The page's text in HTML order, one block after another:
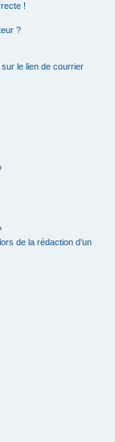
!
?
le lien de courrier
de la rédaction d’un